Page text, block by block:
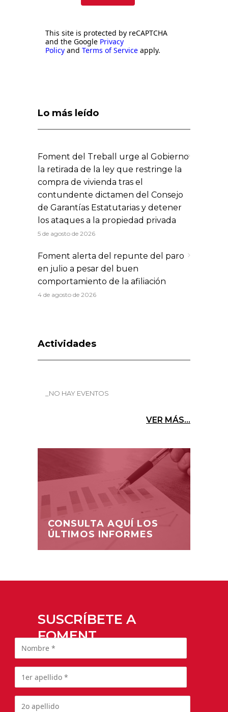
This site is protected by reCAPTCHA
and the Google Privacy
Policy and Terms of Service apply.
Lo más leído
Foment del Treball urge al Gobierno
la retirada de la ley que restringe la
compra de vivienda tras el
contundente dictamen del Consejo
de Garantías Estatutarias y detener
los ataques a la propiedad privada
5 de agosto de 2026
Foment alerta del repunte del paro
en julio a pesar del buen
comportamiento de la afiliación
4 de agosto de 2026
Actividades
_NO HAY EVENTOS
VER MÁS...
CONSULTA AQUÍ LOS
ÚLTIMOS INFORMES
SUSCRÍBETE A
FOMENT